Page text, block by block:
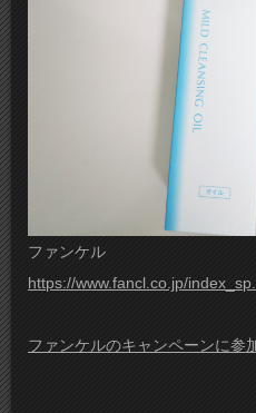
ファンケル
https://www.fancl.co.jp/
ファンケルのキャンペーンに参